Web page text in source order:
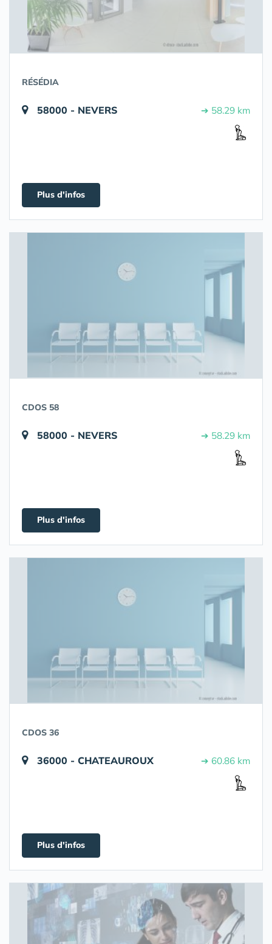
RÉSÉDIA
58000 - NEVERS ➔ 58.29 km
Plus d'infos
CDOS 58
58000 - NEVERS ➔ 58.29 km
Plus d'infos
CDOS 36
36000 - CHATEAUROUX ➔ 60.86 km
Plus d'infos